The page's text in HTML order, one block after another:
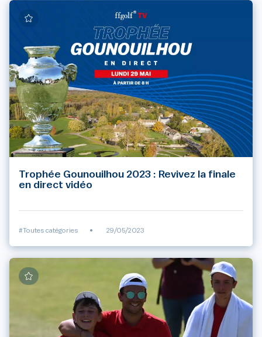
Trophée Gounouilhou 2023 : Revivez la finale
en direct vidéo
#Toutes catégories • 29/05/2023